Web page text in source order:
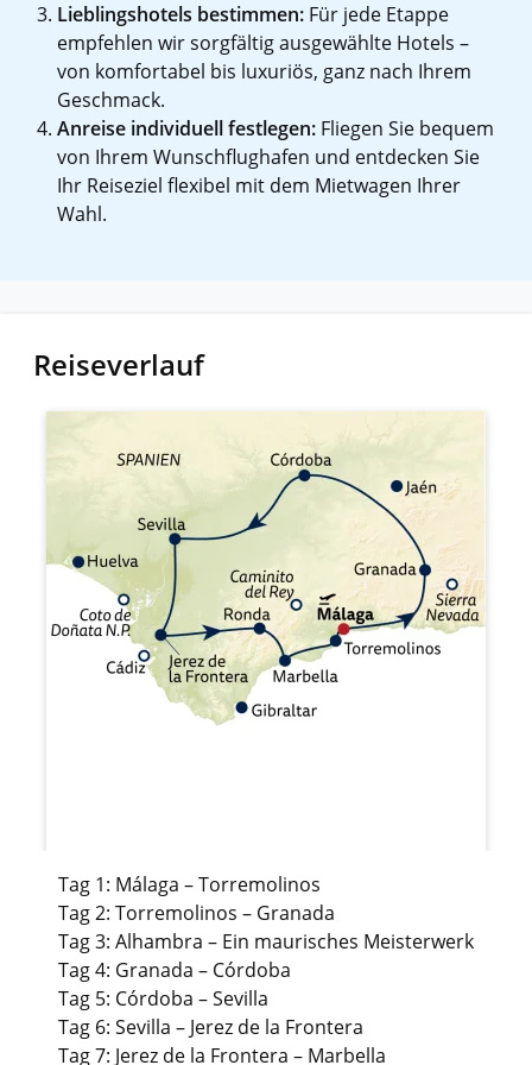
Lieblingshotels bestimmen: Für jede Etappe
empfehlen wir sorgfältig ausgewählte Hotels –
von komfortabel bis luxuriös, ganz nach Ihrem
Geschmack.
Anreise individuell festlegen: Fliegen Sie bequem
von Ihrem Wunschflughafen und entdecken Sie
Ihr Reiseziel flexibel mit dem Mietwagen Ihrer
Wahl.
Reiseverlauf
Tag 1: Málaga – Torremolinos
Tag 2: Torremolinos – Granada
Tag 3: Alhambra – Ein maurisches Meisterwerk
Tag 4: Granada – Córdoba
Tag 5: Córdoba – Sevilla
Tag 6: Sevilla – Jerez de la Frontera
Tag 7: Jerez de la Frontera – Marbella